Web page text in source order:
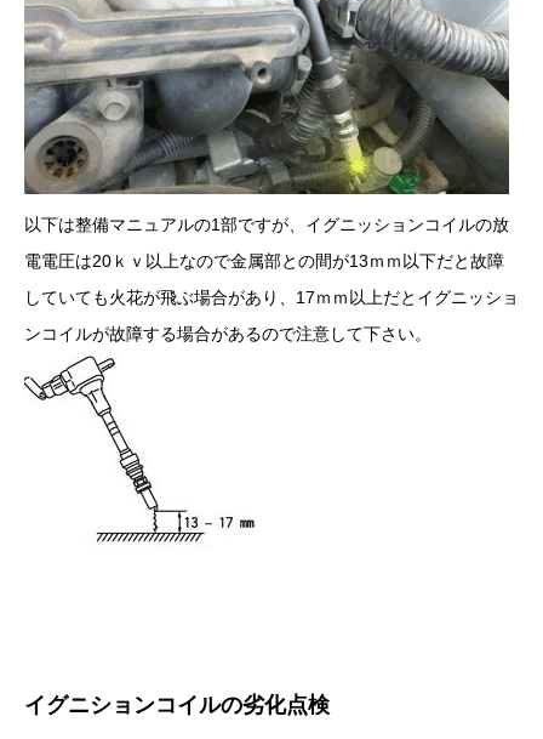
以下は整備マニュアルの1部ですが、イグニッションコイルの放
電電圧は20ｋｖ以上なので金属部との間が13ｍｍ以下だと故障
していても火花が飛ぶ場合があり、17ｍｍ以上だとイグニッショ
ンコイルが故障する場合があるので注意して下さい。
イグニションコイルの劣化点検